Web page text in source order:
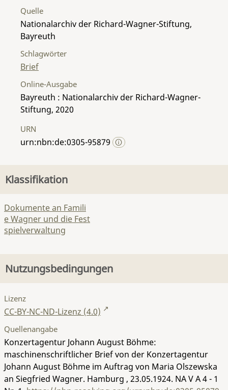
Quelle
Nationalarchiv der Richard-Wagner-Stiftung,
Bayreuth
Schlagwörter
Brief
Online-Ausgabe
Bayreuth : Nationalarchiv der Richard-Wagner-
Stiftung, 2020
URN
urn:nbn:de:0305-95879
Klassifikation
Dokumente an Famili
e Wagner und die Fest
spielverwaltung
Nutzungsbedingungen
Lizenz
CC-BY-NC-ND-Lizenz (4.0)
Quellenangabe
Konzertagentur Johann August Böhme:
maschinenschriftlicher Brief von der Konzertagentur
Johann August Böhme im Auftrag von Maria Olszewska
an Siegfried Wagner. Hamburg , 23.05.1924. NA V A 4 - 1